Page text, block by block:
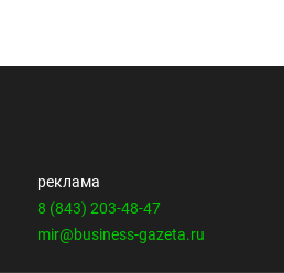
реклама
8 (843) 203-48-47
mir@business-gazeta.ru